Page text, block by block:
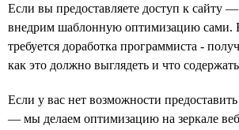
Если вы предоставляете доступ к сайту
внедрим шаблонную оптимизацию сами.
требуется доработка программиста -
как это должно выглядеть и что
Если у вас нет возможности
— мы делаем оптимизацию на зеркале